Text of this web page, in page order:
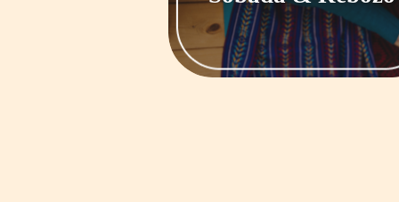
Scopri di più